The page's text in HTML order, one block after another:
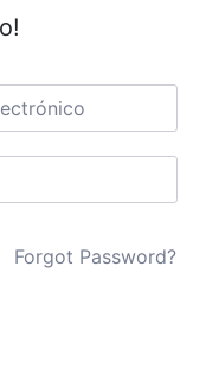
Forgot Password?